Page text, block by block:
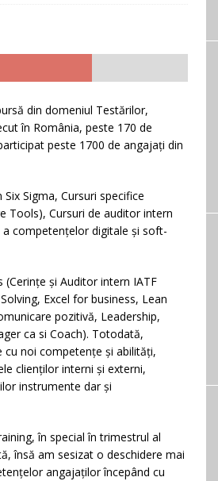
din domeniul Testărilor,
în România, peste 170 de
peste 1700 de angajaţi din
Sigma, Cursuri specifice
Tools), Cursuri de auditor intern
competențelor digitale și soft-
și Auditor intern IATF
Excel for business, Lean
pozitivă, Leadership,
ca si Coach). Totodată,
cu noi competenţe şi abilităţi,
clienților interni și externi,
instrumente dar şi
în special în trimestrul al
însă am sesizat o deschidere mai
angajaților începând cu